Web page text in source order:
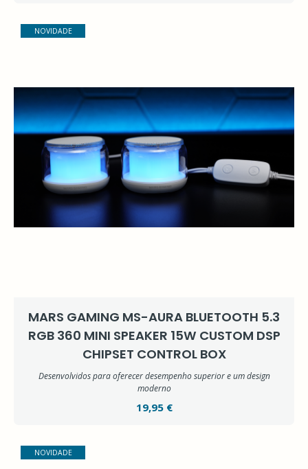
NOVIDADE
MARS GAMING MS-AURA BLUETOOTH 5.3
RGB 360 MINI SPEAKER 15W CUSTOM DSP
CHIPSET CONTROL BOX
Desenvolvidos para oferecer desempenho superior e um design
moderno
19,95 €
NOVIDADE